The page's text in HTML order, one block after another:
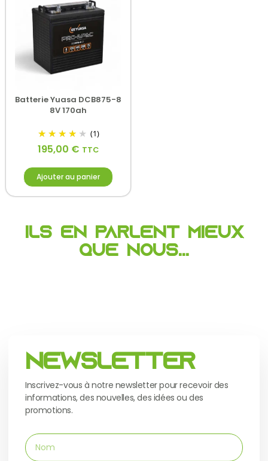
Batterie Yuasa DCB875-8
8V 170ah
(1)
195,00 € TTC
Ajouter au panier
Ils en parlent mieux
que nous...
Newsletter
Inscrivez-vous à notre newsletter pour recevoir des
informations, des nouvelles, des idées ou des
promotions.